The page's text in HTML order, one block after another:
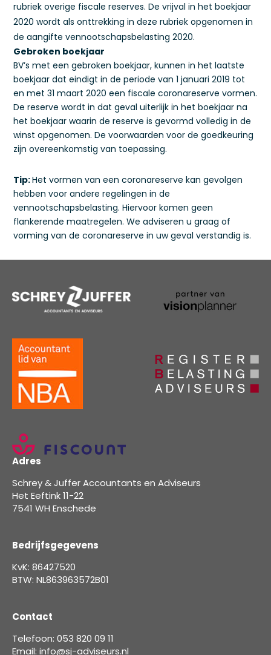
rubriek overige fiscale reserves. De vrijval in het boekjaar
2020 wordt als onttrekking in deze rubriek opgenomen in
de aangifte vennootschapsbelasting 2020.
Gebroken boekjaar
BV’s met een gebroken boekjaar, kunnen in het laatste
boekjaar dat eindigt in de periode van 1 januari 2019 tot
en met 31 maart 2020 een fiscale coronareserve vormen.
De reserve wordt in dat geval uiterlijk in het boekjaar na
het boekjaar waarin de reserve is gevormd volledig in de
winst opgenomen. De voorwaarden voor de goedkeuring
zijn overeenkomstig van toepassing.
Tip:Het vormen van een coronareserve kan gevolgen
hebben voor andere regelingen in de
vennootschapsbelasting. Hiervoor komen geen
flankerende maatregelen. We adviseren u graag of
vorming van de coronareserve in uw geval verstandig is.
Adres
Schrey & Juffer Accountants en Adviseurs
Het Eeftink 11-22
7541 WH Enschede
Bedrijfsgegevens
KvK: 86427520
BTW: NL863963572B01
Contact
Telefoon: 053 820 09 11
Email: info@sj-adviseurs.nl